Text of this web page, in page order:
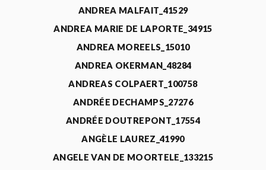
ANDREA MALFAIT_41529
ANDREA MARIE DE LAPORTE_34915
ANDREA MOREELS_15010
ANDREA OKERMAN_48284
ANDREAS COLPAERT_100758
ANDRÉE DECHAMPS_27276
ANDRÉE DOUTREPONT_17554
ANGÈLE LAUREZ_41990
ANGELE VAN DE MOORTELE_133215